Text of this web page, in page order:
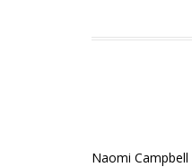
Naomi Campbell